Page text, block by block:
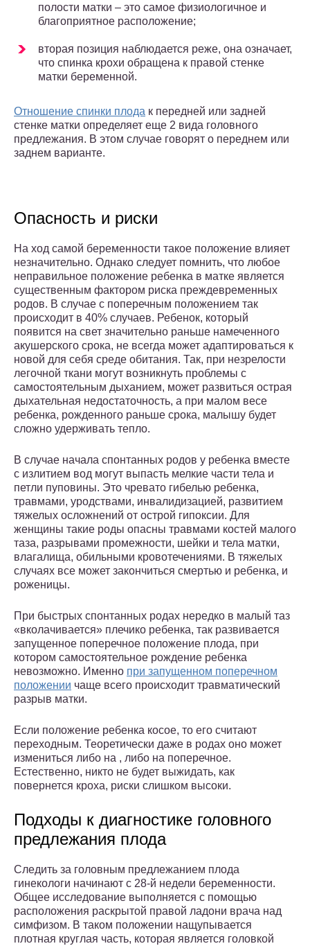
полости матки – это самое физиологичное и
благоприятное расположение;
вторая позиция наблюдается реже, она означает,
что спинка крохи обращена к правой стенке
матки беременной.
Отношение спинки плода к передней или задней
стенке матки определяет еще 2 вида головного
предлежания. В этом случае говорят о переднем или
заднем варианте.
Опасность и риски
На ход самой беременности такое положение влияет
незначительно. Однако следует помнить, что любое
неправильное положение ребенка в матке является
существенным фактором риска преждевременных
родов. В случае с поперечным положением так
происходит в 40% случаев. Ребенок, который
появится на свет значительно раньше намеченного
акушерского срока, не всегда может адаптироваться к
новой для себя среде обитания. Так, при незрелости
легочной ткани могут возникнуть проблемы с
самостоятельным дыханием, может развиться острая
дыхательная недостаточность, а при малом весе
ребенка, рожденного раньше срока, малышу будет
сложно удерживать тепло.
В случае начала спонтанных родов у ребенка вместе
с излитием вод могут выпасть мелкие части тела и
петли пуповины. Это чревато гибелью ребенка,
травмами, уродствами, инвалидизацией, развитием
тяжелых осложнений от острой гипоксии. Для
женщины такие роды опасны травмами костей малого
таза, разрывами промежности, шейки и тела матки,
влагалища, обильными кровотечениями. В тяжелых
случаях все может закончиться смертью и ребенка, и
роженицы.
При быстрых спонтанных родах нередко в малый таз
«вколачивается» плечико ребенка, так развивается
запущенное поперечное положение плода, при
котором самостоятельное рождение ребенка
невозможно. Именно при запущенном поперечном
положении чаще всего происходит травматический
разрыв матки.
Если положение ребенка косое, то его считают
переходным. Теоретически даже в родах оно может
измениться либо на , либо на поперечное.
Естественно, никто не будет выжидать, как
повернется кроха, риски слишком высоки.
Подходы к диагностике головного
предлежания плода
Следить за головным предлежанием плода
гинекологи начинают с 28-й недели беременности.
Общее исследование выполняется с помощью
расположения раскрытой правой ладони врача над
симфизом. В таком положении нащупывается
плотная круглая часть, которая является головкой